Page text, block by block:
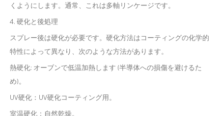
くようにします。通常、これは多軸リンケージです。
4. 硬化と後処理
スプレー後は硬化が必要です。硬化方法はコーティングの化学的
特性によって異なり、次のような方法があります。
熱硬化: オーブンで低温加熱します (半導体への損傷を避けるた
め)。
UV硬化：UV硬化コーティング用。
室温硬化：自然乾燥。